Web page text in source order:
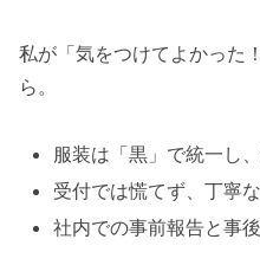
私が「気をつけてよかった
ら。
服装は「黒」で統一し
受付では慌てず、丁寧
社内での事前報告と事